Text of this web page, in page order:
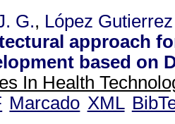
G., López
approach
based on
In Health
Marcado XML